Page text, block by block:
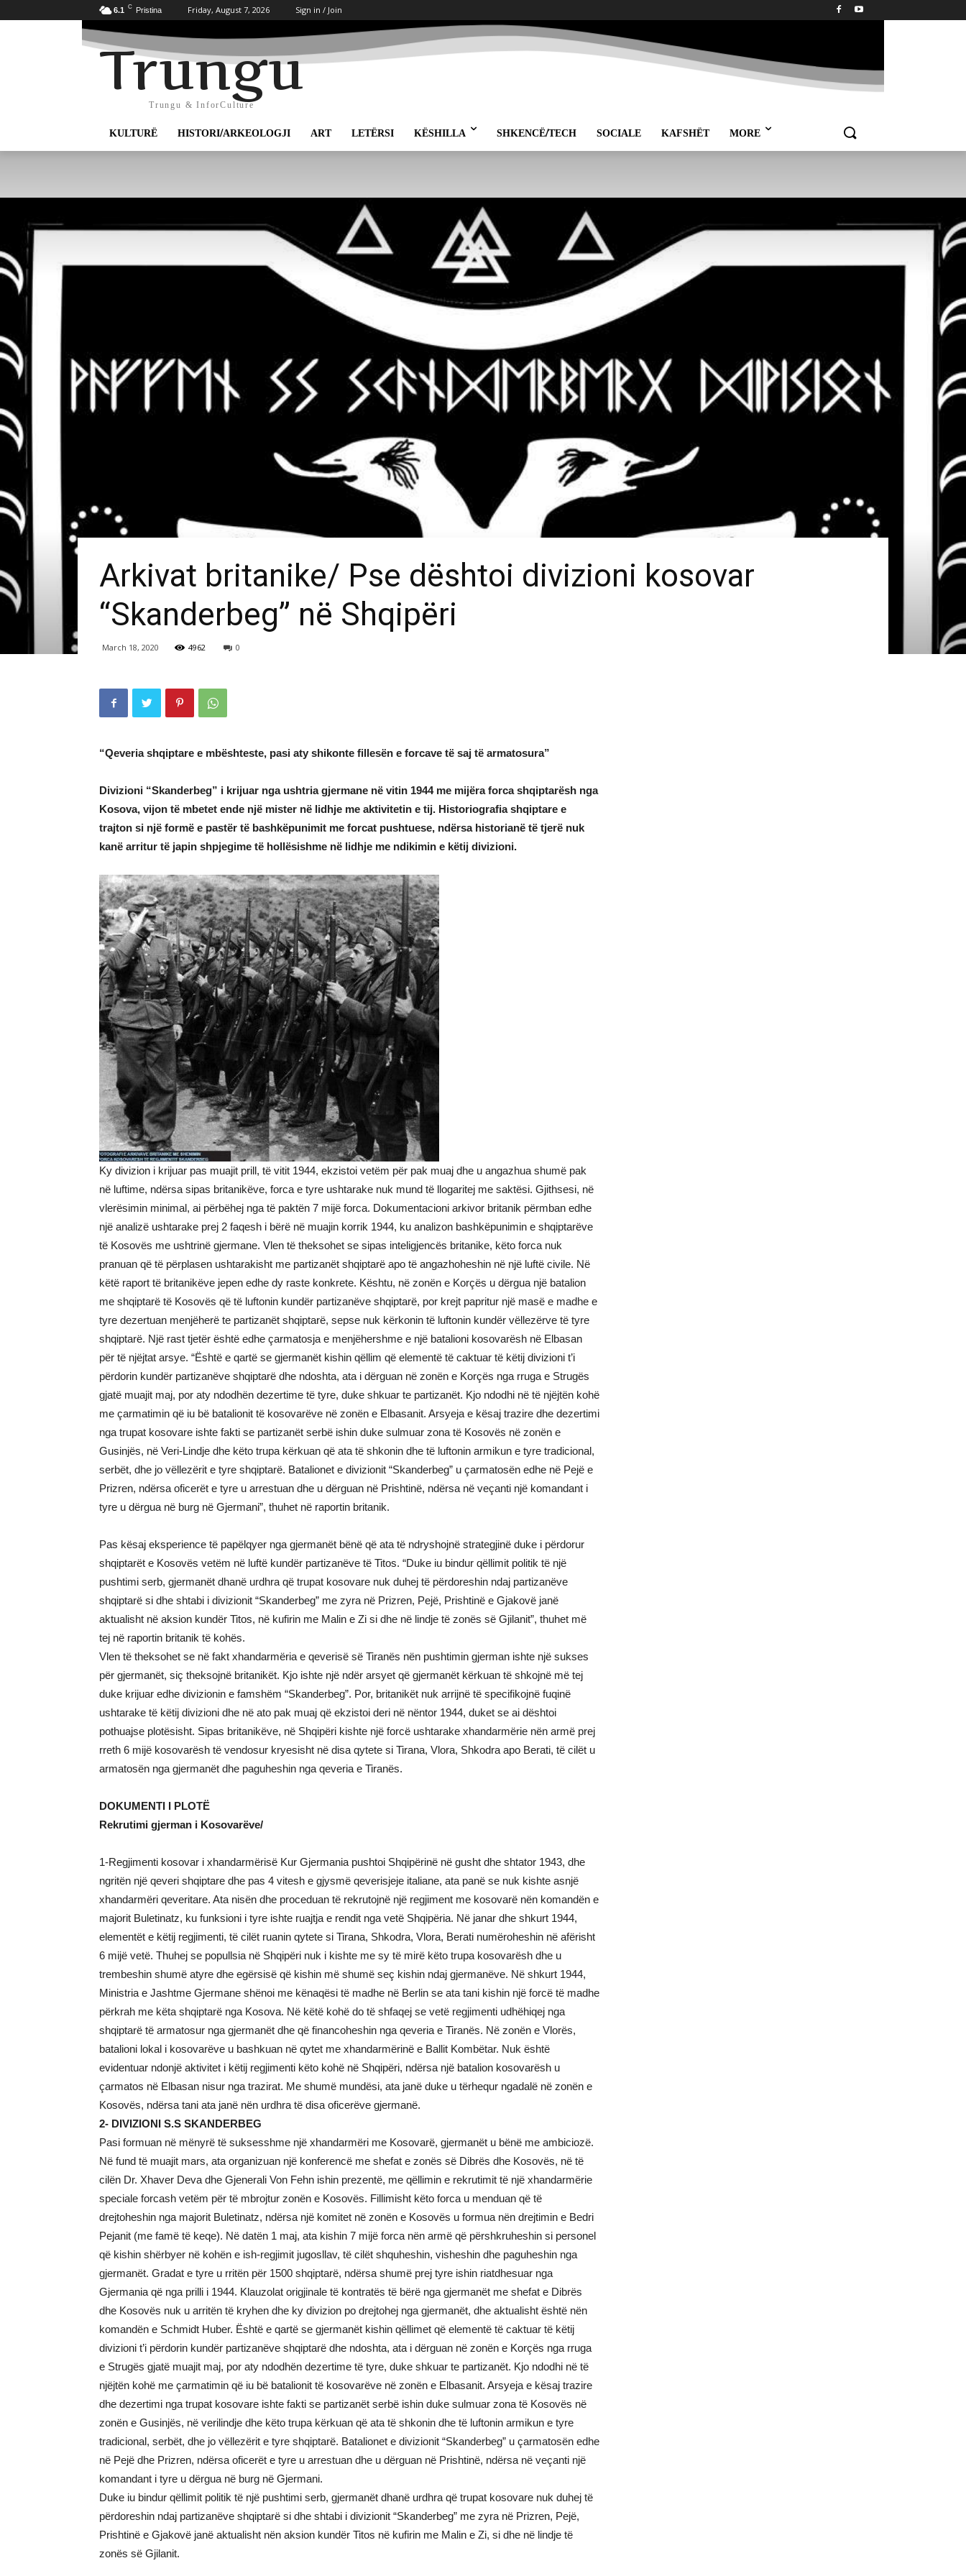
6.1 C Pristina Friday, August 7, 2026 Sign in / Join
Trungu
Trungu & InforCulture
KULTURË HISTORI/ARKEOLOGJI ART LETËRSI KËSHILLA SHKENCË/TECH SOCIALE KAFSHËT MORE
Arkivat britanike/ Pse dështoi divizioni kosovar
“Skanderbeg” në Shqipëri
March 18, 2020 4962 0
“Qeveria shqiptare e mbështeste, pasi aty shikonte fillesën e forcave të saj të armatosura”
Divizioni “Skanderbeg” i krijuar nga ushtria gjermane në vitin 1944 me mijëra forca shqiptarësh nga
Kosova, vijon të mbetet ende një mister në lidhje me aktivitetin e tij. Historiografia shqiptare e
trajton si një formë e pastër të bashkëpunimit me forcat pushtuese, ndërsa historianë të tjerë nuk
kanë arritur të japin shpjegime të hollësishme në lidhje me ndikimin e këtij divizioni.
Ky divizion i krijuar pas muajit prill, të vitit 1944, ekzistoi vetëm për pak muaj dhe u angazhua shumë pak
në luftime, ndërsa sipas britanikëve, forca e tyre ushtarake nuk mund të llogaritej me saktësi. Gjithsesi, në
vlerësimin minimal, ai përbëhej nga të paktën 7 mijë forca. Dokumentacioni arkivor britanik përmban edhe
një analizë ushtarake prej 2 faqesh i bërë në muajin korrik 1944, ku analizon bashkëpunimin e shqiptarëve
të Kosovës me ushtrinë gjermane. Vlen të theksohet se sipas inteligjencës britanike, këto forca nuk
pranuan që të përplasen ushtarakisht me partizanët shqiptarë apo të angazhoheshin në një luftë civile. Në
këtë raport të britanikëve jepen edhe dy raste konkrete. Kështu, në zonën e Korçës u dërgua një batalion
me shqiptarë të Kosovës që të luftonin kundër partizanëve shqiptarë, por krejt papritur një masë e madhe e
tyre dezertuan menjëherë te partizanët shqiptarë, sepse nuk kërkonin të luftonin kundër vëllezërve të tyre
shqiptarë. Një rast tjetër është edhe çarmatosja e menjëhershme e një batalioni kosovarësh në Elbasan
për të njëjtat arsye. “Është e qartë se gjermanët kishin qëllim që elementë të caktuar të këtij divizioni t’i
përdorin kundër partizanëve shqiptarë dhe ndoshta, ata i dërguan në zonën e Korçës nga rruga e Strugës
gjatë muajit maj, por aty ndodhën dezertime të tyre, duke shkuar te partizanët. Kjo ndodhi në të njëjtën kohë
me çarmatimin që iu bë batalionit të kosovarëve në zonën e Elbasanit. Arsyeja e kësaj trazire dhe dezertimi
nga trupat kosovare ishte fakti se partizanët serbë ishin duke sulmuar zona të Kosovës në zonën e
Gusinjës, në Veri-Lindje dhe këto trupa kërkuan që ata të shkonin dhe të luftonin armikun e tyre tradicional,
serbët, dhe jo vëllezërit e tyre shqiptarë. Batalionet e divizionit “Skanderbeg” u çarmatosën edhe në Pejë e
Prizren, ndërsa oficerët e tyre u arrestuan dhe u dërguan në Prishtinë, ndërsa në veçanti një komandant i
tyre u dërgua në burg në Gjermani”, thuhet në raportin britanik.
Pas kësaj eksperience të papëlqyer nga gjermanët bënë që ata të ndryshojnë strategjinë duke i përdorur
shqiptarët e Kosovës vetëm në luftë kundër partizanëve të Titos. “Duke iu bindur qëllimit politik të një
pushtimi serb, gjermanët dhanë urdhra që trupat kosovare nuk duhej të përdoreshin ndaj partizanëve
shqiptarë si dhe shtabi i divizionit “Skanderbeg” me zyra në Prizren, Pejë, Prishtinë e Gjakovë janë
aktualisht në aksion kundër Titos, në kufirin me Malin e Zi si dhe në lindje të zonës së Gjilanit”, thuhet më
tej në raportin britanik të kohës.
Vlen të theksohet se në fakt xhandarmëria e qeverisë së Tiranës nën pushtimin gjerman ishte një sukses
për gjermanët, siç theksojnë britanikët. Kjo ishte një ndër arsyet që gjermanët kërkuan të shkojnë më tej
duke krijuar edhe divizionin e famshëm “Skanderbeg”. Por, britanikët nuk arrijnë të specifikojnë fuqinë
ushtarake të këtij divizioni dhe në ato pak muaj që ekzistoi deri në nëntor 1944, duket se ai dështoi
pothuajse plotësisht. Sipas britanikëve, në Shqipëri kishte një forcë ushtarake xhandarmërie nën armë prej
rreth 6 mijë kosovarësh të vendosur kryesisht në disa qytete si Tirana, Vlora, Shkodra apo Berati, të cilët u
armatosën nga gjermanët dhe paguheshin nga qeveria e Tiranës.
DOKUMENTI I PLOTË
Rekrutimi gjerman i Kosovarëve/
1-Regjimenti kosovar i xhandarmërisë Kur Gjermania pushtoi Shqipërinë në gusht dhe shtator 1943, dhe
ngritën një qeveri shqiptare dhe pas 4 vitesh e gjysmë qeverisjeje italiane, ata panë se nuk kishte asnjë
xhandarmëri qeveritare. Ata nisën dhe proceduan të rekrutojnë një regjiment me kosovarë nën komandën e
majorit Buletinatz, ku funksioni i tyre ishte ruajtja e rendit nga vetë Shqipëria. Në janar dhe shkurt 1944,
elementët e këtij regjimenti, të cilët ruanin qytete si Tirana, Shkodra, Vlora, Berati numëroheshin në afërisht
6 mijë vetë. Thuhej se popullsia në Shqipëri nuk i kishte me sy të mirë këto trupa kosovarësh dhe u
trembeshin shumë atyre dhe egërsisë që kishin më shumë seç kishin ndaj gjermanëve. Në shkurt 1944,
Ministria e Jashtme Gjermane shënoi me kënaqësi të madhe në Berlin se ata tani kishin një forcë të madhe
përkrah me këta shqiptarë nga Kosova. Në këtë kohë do të shfaqej se vetë regjimenti udhëhiqej nga
shqiptarë të armatosur nga gjermanët dhe që financoheshin nga qeveria e Tiranës. Në zonën e Vlorës,
batalioni lokal i kosovarëve u bashkuan në qytet me xhandarmërinë e Ballit Kombëtar. Nuk është
evidentuar ndonjë aktivitet i këtij regjimenti këto kohë në Shqipëri, ndërsa një batalion kosovarësh u
çarmatos në Elbasan nisur nga trazirat. Me shumë mundësi, ata janë duke u tërhequr ngadalë në zonën e
Kosovës, ndërsa tani ata janë nën urdhra të disa oficerëve gjermanë.
2- DIVIZIONI S.S SKANDERBEG
Pasi formuan në mënyrë të suksesshme një xhandarmëri me Kosovarë, gjermanët u bënë me ambiciozë.
Në fund të muajit mars, ata organizuan një konferencë me shefat e zonës së Dibrës dhe Kosovës, në të
cilën Dr. Xhaver Deva dhe Gjenerali Von Fehn ishin prezentë, me qëllimin e rekrutimit të një xhandarmërie
speciale forcash vetëm për të mbrojtur zonën e Kosovës. Fillimisht këto forca u menduan që të
drejtoheshin nga majorit Buletinatz, ndërsa një komitet në zonën e Kosovës u formua nën drejtimin e Bedri
Pejanit (me famë të keqe). Në datën 1 maj, ata kishin 7 mijë forca nën armë që përshkruheshin si personel
që kishin shërbyer në kohën e ish-regjimit jugosllav, të cilët shquheshin, visheshin dhe paguheshin nga
gjermanët. Gradat e tyre u rritën për 1500 shqiptarë, ndërsa shumë prej tyre ishin riatdhesuar nga
Gjermania që nga prilli i 1944. Klauzolat origjinale të kontratës të bërë nga gjermanët me shefat e Dibrës
dhe Kosovës nuk u arritën të kryhen dhe ky divizion po drejtohej nga gjermanët, dhe aktualisht është nën
komandën e Schmidt Huber. Është e qartë se gjermanët kishin qëllimet që elementë të caktuar të këtij
divizioni t’i përdorin kundër partizanëve shqiptarë dhe ndoshta, ata i dërguan në zonën e Korçës nga rruga
e Strugës gjatë muajit maj, por aty ndodhën dezertime të tyre, duke shkuar te partizanët. Kjo ndodhi në të
njëjtën kohë me çarmatimin që iu bë batalionit të kosovarëve në zonën e Elbasanit. Arsyeja e kësaj trazire
dhe dezertimi nga trupat kosovare ishte fakti se partizanët serbë ishin duke sulmuar zona të Kosovës në
zonën e Gusinjës, në verilindje dhe këto trupa kërkuan që ata të shkonin dhe të luftonin armikun e tyre
tradicional, serbët, dhe jo vëllezërit e tyre shqiptarë. Batalionet e divizionit “Skanderbeg” u çarmatosën edhe
në Pejë dhe Prizren, ndërsa oficerët e tyre u arrestuan dhe u dërguan në Prishtinë, ndërsa në veçanti një
komandant i tyre u dërgua në burg në Gjermani.
Duke iu bindur qëllimit politik të një pushtimi serb, gjermanët dhanë urdhra që trupat kosovare nuk duhej të
përdoreshin ndaj partizanëve shqiptarë si dhe shtabi i divizionit “Skanderbeg” me zyra në Prizren, Pejë,
Prishtinë e Gjakovë janë aktualisht nën aksion kundër Titos në kufirin me Malin e Zi, si dhe në lindje të
zonës së Gjilanit.